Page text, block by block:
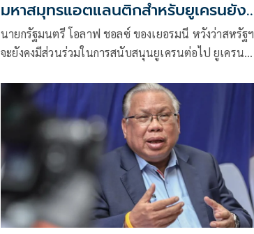
มหาสมุทรแอตแลนติกสำหรับยูเครนยัง
คงมีความสำคัญ
นายกรัฐมนตรี โอลาฟ ชอลซ์ ของเยอรมนี หวังว่าสหรัฐฯ
จะยังคงมีส่วนร่วมในการสนับสนุนยูเครนต่อไป ยูเครนยัง